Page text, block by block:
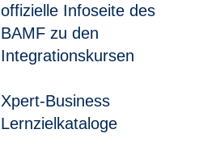
offizielle Infoseite des
BAMF zu den
Integrationskursen
Xpert-Business
Lernzielkataloge